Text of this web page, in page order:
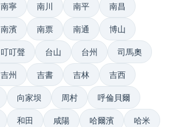
南寧 南川 南平 南昌
南濱 南票 南通 博山
叮叮聲 台山 台州 司馬奧
吉州 吉書 吉林 吉西
向家坝 周村 呼倫貝爾
和田 咸陽 哈爾濱 哈米